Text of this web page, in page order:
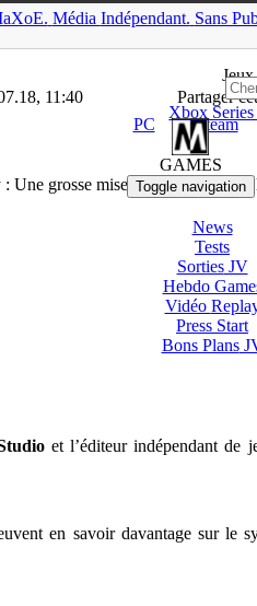
Média Indépendant. Sans
Jeux
Xbox Series
GAMES
Toggle navigation
News
Tests
SortiesJV
Hebdo
Vidéo
Press Start
Bons Plans
▲
11:40 Partager
PC
Steam
Une grosse mise à jour d’été
et l’éditeur indépendant de
en savoir davantage sur le